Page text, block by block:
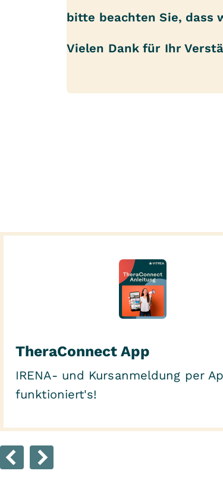
bitte beachten Sie, dass
Vielen Dank für Ihr
TheraConnect App
IRENA- und Kursanmeldung per
funktioniert's!